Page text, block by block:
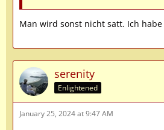
Man wird sonst nicht satt. Ich
serenity
Enlightened
January 25, 2024 at 9:47 AM